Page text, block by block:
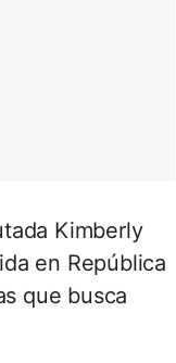
Kimberly
en República
que busca